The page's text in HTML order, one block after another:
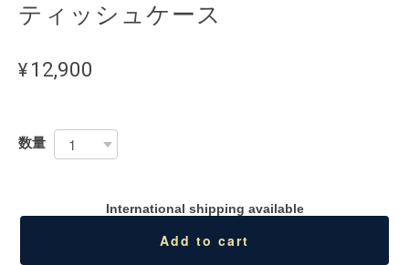
ティッシュケース
¥12,900
数量
International shipping available
Add to cart